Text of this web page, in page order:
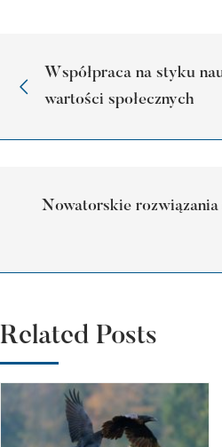
Współpraca na styku
wartości społecznych
Nowatorskie rozwiązania
Related Posts